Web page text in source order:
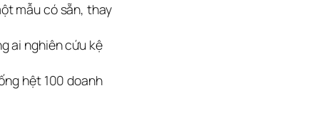
mẫu có sẵn, thay
ai nghiên cứu kệ
hệt 100 doanh